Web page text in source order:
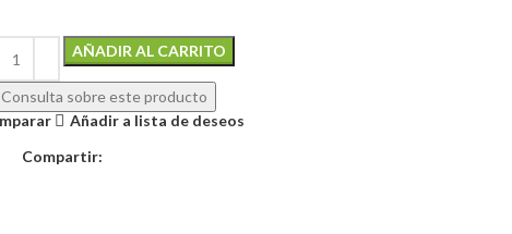
AÑADIR AL CARRITO
Alternative:
Consulta sobre este producto
Añadir a lista de deseos
Compartir: